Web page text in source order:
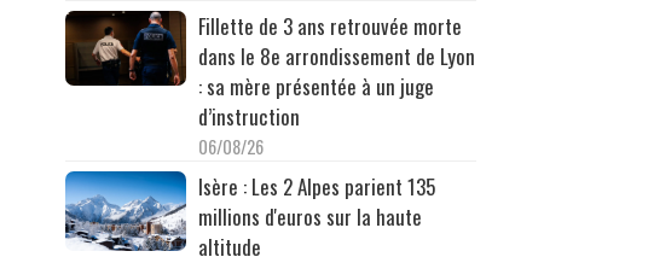
Fillette de 3 ans retrouvée morte
dans le 8e arrondissement de Lyon
: sa mère présentée à un juge
d’instruction
06/08/26
Isère : Les 2 Alpes parient 135
millions d'euros sur la haute
altitude